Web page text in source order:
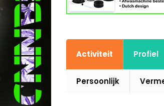
Activiteit Profiel
Persoonlijk